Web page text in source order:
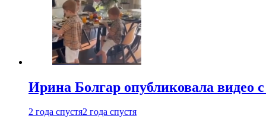
Ирина Болгар опубликовала
2 года спустя2 года спустя